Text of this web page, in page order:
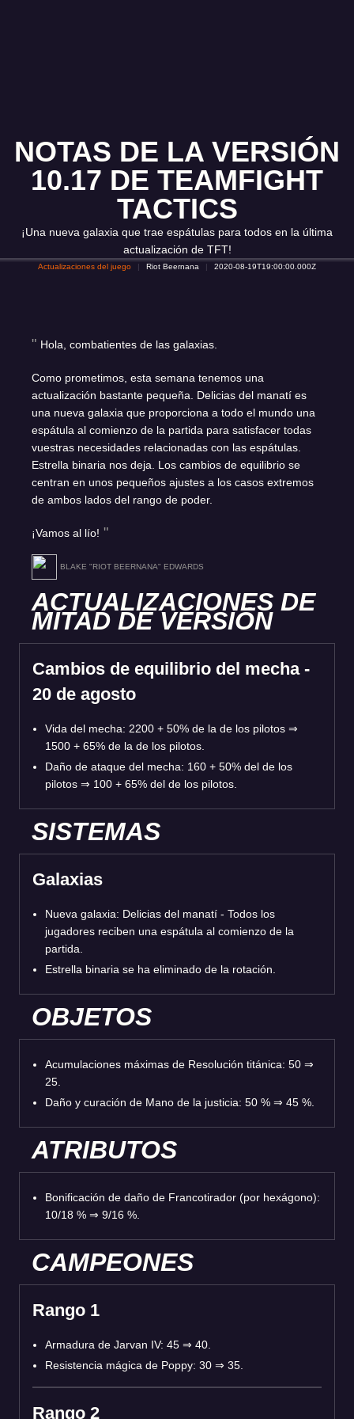
NOTAS DE LA VERSIÓN
10.17 DE TEAMFIGHT
TACTICS
¡Una nueva galaxia que trae espátulas para todos en la última
actualización de TFT!
Actualizaciones del juego Riot Beernana 2020-08-19T19:00:00.000Z
Hola, combatientes de las galaxias.
Como prometimos, esta semana tenemos una
actualización bastante pequeña. Delicias del manatí es
una nueva galaxia que proporciona a todo el mundo una
espátula al comienzo de la partida para satisfacer todas
vuestras necesidades relacionadas con las espátulas.
Estrella binaria nos deja. Los cambios de equilibrio se
centran en unos pequeños ajustes a los casos extremos
de ambos lados del rango de poder.
¡Vamos al lío!
BLAKE "RIOT BEERNANA" EDWARDS
ACTUALIZACIONES DE
MITAD DE VERSIÓN
Cambios de equilibrio del mecha -
20 de agosto
Vida del mecha: 2200 + 50% de la de los pilotos ⇒
1500 + 65% de la de los pilotos.
Daño de ataque del mecha: 160 + 50% del de los
pilotos ⇒ 100 + 65% del de los pilotos.
SISTEMAS
Galaxias
Nueva galaxia: Delicias del manatí - Todos los
jugadores reciben una espátula al comienzo de la
partida.
Estrella binaria se ha eliminado de la rotación.
OBJETOS
Acumulaciones máximas de Resolución titánica: 50 ⇒
25.
Daño y curación de Mano de la justicia: 50 % ⇒ 45 %.
ATRIBUTOS
Bonificación de daño de Francotirador (por hexágono):
10/18 % ⇒ 9/16 %.
CAMPEONES
Rango 1
Armadura de Jarvan IV: 45 ⇒ 40.
Resistencia mágica de Poppy: 30 ⇒ 35.
Rango 2